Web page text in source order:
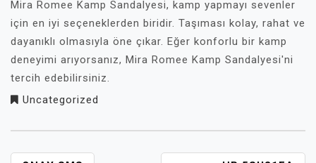
Mira Romee Kamp Sandalyesi, kamp yapmayı sevenler
için en iyi seçeneklerden biridir. Taşıması kolay, rahat ve
dayanıklı olmasıyla öne çıkar. Eğer konforlu bir kamp
deneyimi arıyorsanız, Mira Romee Kamp Sandalyesi'ni
tercih edebilirsiniz.
Uncategorized